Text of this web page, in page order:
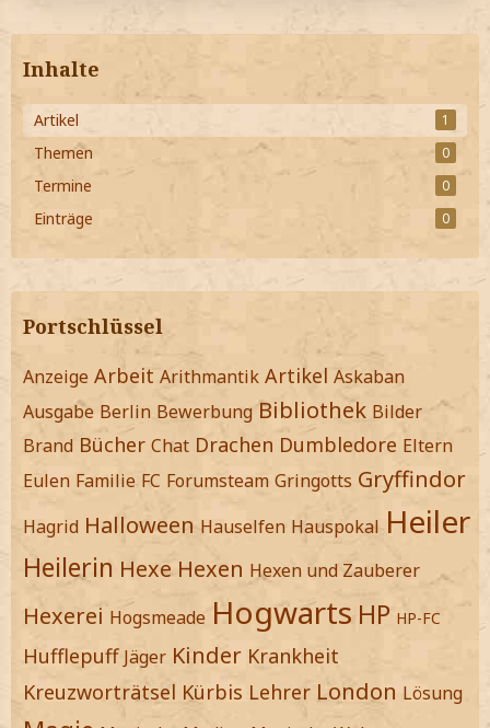
Inhalte
Artikel 1
Themen 0
Termine 0
Einträge 0
Portschlüssel
Anzeige Arbeit Arithmantik Artikel Askaban
Ausgabe Berlin Bewerbung Bibliothek Bilder
Brand Bücher Chat Drachen Dumbledore Eltern
Eulen Familie FC Forumsteam Gringotts Gryffindor
Hagrid Halloween Hauselfen Hauspokal Heiler
Heilerin Hexe Hexen Hexen und Zauberer
Hexerei Hogsmeade Hogwarts HP HP-FC
Hufflepuff Jäger Kinder Krankheit
Kreuzworträtsel Kürbis Lehrer London Lösung